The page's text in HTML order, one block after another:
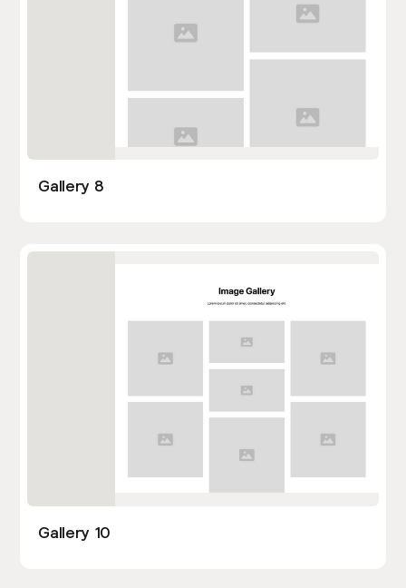
Gallery 8
Gallery 10